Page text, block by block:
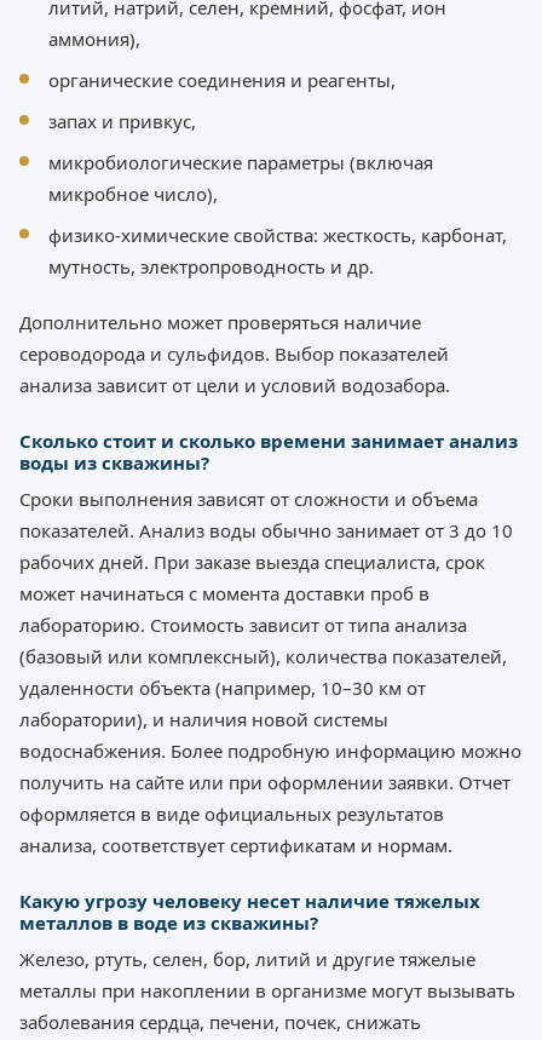
литий, натрий, селен, кремний, фосфат, ион
аммония),
органические соединения и реагенты,
запах и привкус,
микробиологические параметры (включая
микробное число),
физико-химические свойства: жесткость, карбонат,
мутность, электропроводность и др.
Дополнительно может проверяться наличие
сероводорода и сульфидов. Выбор показателей
анализа зависит от цели и условий водозабора.
Сколько стоит и сколько времени занимает анализ
воды из скважины?
Сроки выполнения зависят от сложности и объема
показателей. Анализ воды обычно занимает от 3 до 10
рабочих дней. При заказе выезда специалиста, срок
может начинаться с момента доставки проб в
лабораторию. Стоимость зависит от типа анализа
(базовый или комплексный), количества показателей,
удаленности объекта (например, 10–30 км от
лаборатории), и наличия новой системы
водоснабжения. Более подробную информацию можно
получить на сайте или при оформлении заявки. Отчет
оформляется в виде официальных результатов
анализа, соответствует сертификатам и нормам.
Какую угрозу человеку несет наличие тяжелых
металлов в воде из скважины?
Железо, ртуть, селен, бор, литий и другие тяжелые
металлы при накоплении в организме могут вызывать
заболевания сердца, печени, почек, снижать